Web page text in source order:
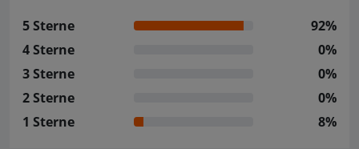
5 Sterne
92%
4 Sterne
0%
3 Sterne
0%
2 Sterne
0%
1 Sterne
8%